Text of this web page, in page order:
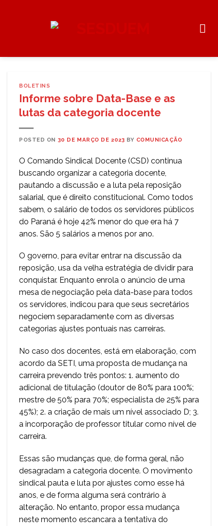
BOLETINS
Informe sobre Data-Base e as
lutas da categoria docente
POSTED ON 30 DE MARÇO DE 2023 BY COMUNICAÇÃO
O Comando Sindical Docente (CSD) continua
buscando organizar a categoria docente,
pautando a discussão e a luta pela reposição
salarial, que é direito constitucional. Como todos
sabem, o salário de todos os servidores públicos
do Paraná é hoje 42% menor do que era há 7
anos. São 5 salários a menos por ano.
O governo, para evitar entrar na discussão da
reposição, usa da velha estratégia de dividir para
conquistar. Enquanto enrola o anúncio de uma
mesa de negociação pela data-base para todos
os servidores, indicou para que seus secretários
negociem separadamente com as diversas
categorias ajustes pontuais nas carreiras.
No caso dos docentes, está em elaboração, com
acordo da SETI, uma proposta de mudança na
carreira prevendo três pontos: 1. aumento do
adicional de titulação (doutor de 80% para 100%;
mestre de 50% para 70%; especialista de 25% para
45%); 2. a criação de mais um nível associado D; 3.
a incorporação de professor titular como nível de
carreira.
Essas são mudanças que, de forma geral, não
desagradam a categoria docente. O movimento
sindical pauta e luta por ajustes como esse há
anos, e de forma alguma será contrário à
alteração. No entanto, propor essa mudança
neste momento escancara a tentativa do